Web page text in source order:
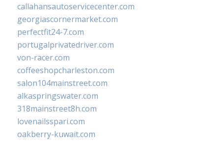
callahansautoservicecenter.com
georgiascornermarket.com
perfectfit24-7.com
portugalprivatedriver.com
von-racer.com
coffeeshopcharleston.com
salon104mainstreet.com
alkaspringswater.com
318mainstreet8h.com
lovenailsspari.com
oakberry-kuwait.com